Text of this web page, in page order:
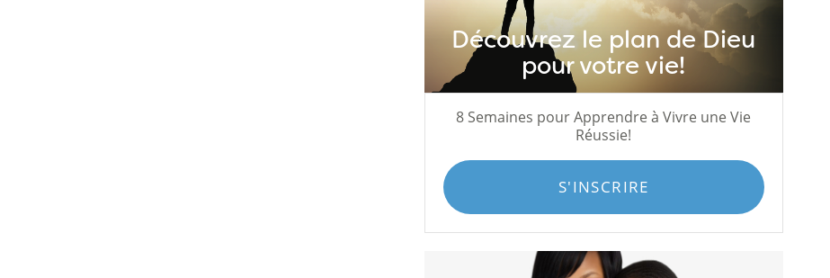
Découvrez le plan de Dieu
pour votre vie!
8 Semaines pour Apprendre à Vivre une Vie
Réussie!
S'INSCRIRE